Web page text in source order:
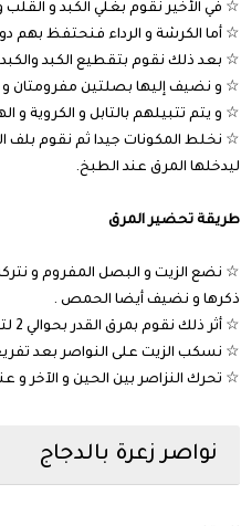
☆ في الأخير نقوم بغلي الكبد و القلب و أم
☆ أما الكرشة و الرداء فنحتفظ
☆ بعد ذلك نقوم بتقطيع الكبد والكبد
☆ و نضيف إليها بصلتين مفرومتان
☆ و يتم تتبيلهم بالتابل و الكروية و
☆ نخلط المكونات جيدا ثم نقوم بلف
ليدخلها المرق عند الطبخ.
طريقة تحضير المرق
☆ نضع الزيت و البصل المفروم و
ذكرها و نضيف أيضا الحمص .
☆ أثر ذلك نقوم بمرق القدر بحوالي 2 لتر من الماء الدافئ و نضيف العصبان و نتركه على النار لمدة 40 دقيقة .
☆ نسكب الزيت على النواصر بعد
☆ تحرك النزاصر بين الحين و الآخر
نواصر زعرة بالدجاج